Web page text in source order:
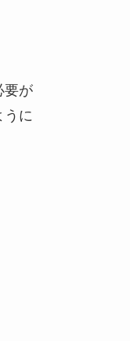
要が
うに